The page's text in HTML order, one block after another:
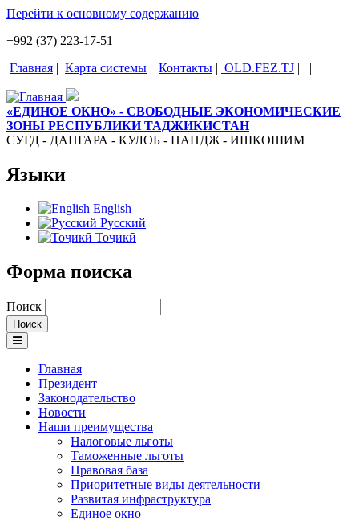
Перейти к основному содержанию
+992 (37) 223-17-51
Главная | Карта системы | Контакты | OLD.FEZ.TJ | |
«ЕДИНОЕ ОКНО» - СВОБОДНЫЕ ЭКОНОМИЧЕСКИЕ
ЗОНЫ РЕСПУБЛИКИ ТАДЖИКИСТАН
СУГД - ДАНГАРА - КУЛОБ - ПАНДЖ - ИШКОШИМ
Языки
English
Русский
Тоҷикӣ
Форма поиска
Поиск
Главная
Президент
Законодательство
Новости
Наши преимущества
Налоговые льготы
Таможенные льготы
Правовая база
Приоритетные виды деятельности
Развитая инфраструктура
Единое окно